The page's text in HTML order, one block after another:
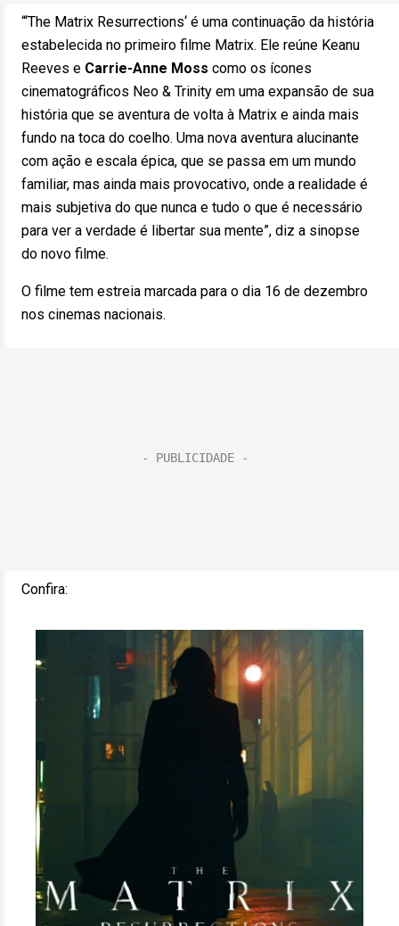
“‘The Matrix Resurrections‘ é uma continuação da história
estabelecida no primeiro filme Matrix. Ele reúne Keanu
Reeves e Carrie-Anne Moss como os ícones
cinematográficos Neo & Trinity em uma expansão de sua
história que se aventura de volta à Matrix e ainda mais
fundo na toca do coelho. Uma nova aventura alucinante
com ação e escala épica, que se passa em um mundo
familiar, mas ainda mais provocativo, onde a realidade é
mais subjetiva do que nunca e tudo o que é necessário
para ver a verdade é libertar sua mente”, diz a sinopse
do novo filme.
O filme tem estreia marcada para o dia 16 de dezembro
nos cinemas nacionais.
Confira: